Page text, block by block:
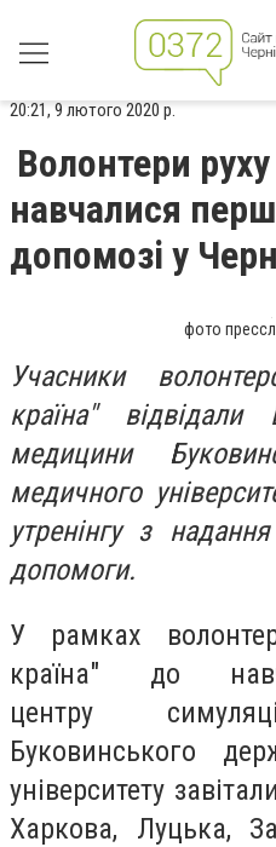
20:21, 9 лютого 2020 р.
Волонтери
навчалися
допомозі у
фото
Учасники
країна" відвідали
медицини
медичного
утренінгу з
допомоги.
У рамках
країна" до
центру
Буковинського
університету
Харкова, Луцька,